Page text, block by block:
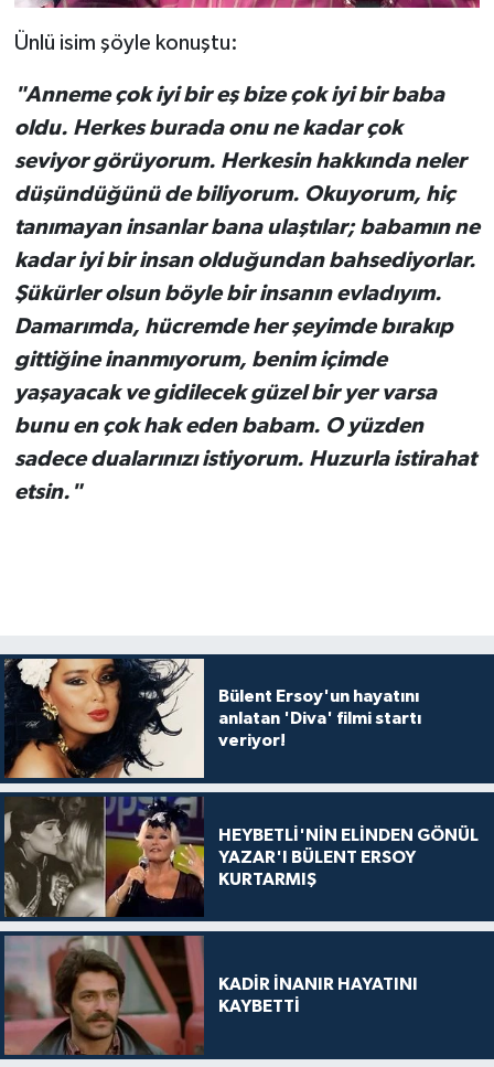
Ünlü isim şöyle konuştu:
"Anneme çok iyi bir eş bize çok iyi bir baba
oldu. Herkes burada onu ne kadar çok
seviyor görüyorum. Herkesin hakkında neler
düşündüğünü de biliyorum. Okuyorum, hiç
tanımayan insanlar bana ulaştılar; babamın ne
kadar iyi bir insan olduğundan bahsediyorlar.
Şükürler olsun böyle bir insanın evladıyım.
Damarımda, hücremde her şeyimde bırakıp
gittiğine inanmıyorum, benim içimde
yaşayacak ve gidilecek güzel bir yer varsa
bunu en çok hak eden babam. O yüzden
sadece dualarınızı istiyorum. Huzurla istirahat
etsin."
Bülent Ersoy'un hayatını
anlatan 'Diva' filmi startı
veriyor!
HEYBETLİ'NİN ELİNDEN GÖNÜL
YAZAR'I BÜLENT ERSOY
KURTARMIŞ
KADİR İNANIR HAYATINI
KAYBETTİ